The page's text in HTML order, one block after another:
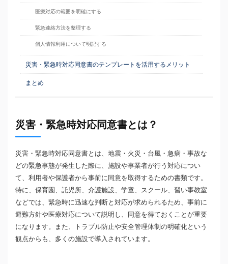
医療対応の範囲を明確にする
緊急連絡方法を整理する
個人情報利用について明記する
災害・緊急時対応同意書のテンプレートを活用するメリット
まとめ
災害・緊急時対応同意書とは？
災害・緊急時対応同意書とは、地震・火災・台風・急病・事故な
どの緊急事態が発生した際に、施設や事業者が行う対応につい
て、利用者や保護者から事前に同意を取得するための書類です。
特に、保育園、託児所、介護施設、学童、スクール、習い事教室
などでは、緊急時に迅速な判断と対応が求められるため、事前に
避難方針や医療対応について説明し、同意を得ておくことが重要
になります。また、トラブル防止や安全管理体制の明確化という
観点からも、多くの施設で導入されています。